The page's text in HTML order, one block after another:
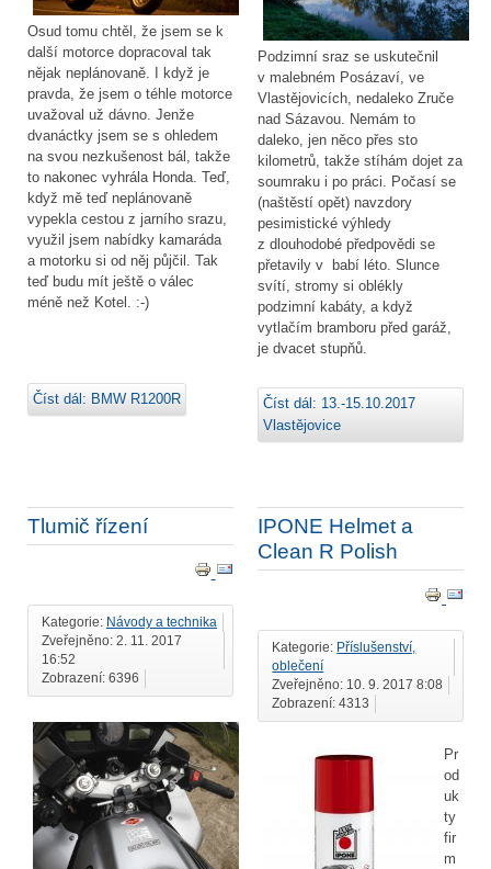
Osud tomu chtěl, že jsem se k
další motorce dopracoval tak
nějak neplánovaně. I když je
pravda, že jsem o téhle motorce
uvažoval už dávno. Jenže
dvanáctky jsem se s ohledem
na svou nezkušenost bál, takže
to nakonec vyhrála Honda. Teď,
když mě teď neplánovaně
vypekla cestou z jarního srazu,
využil jsem nabídky kamaráda
a motorku si od něj půjčil. Tak
teď budu mít ještě o válec
méně než Kotel. :-)
Číst dál: BMW R1200R
Podzimní sraz se uskutečnil
v malebném Posázaví, ve
Vlastějovicích, nedaleko Zruče
nad Sázavou. Nemám to
daleko, jen něco přes sto
kilometrů, takže stíhám dojet za
soumraku i po práci. Počasí se
(naštěstí opět) navzdory
pesimistické výhledy
z dlouhodobé předpovědi se
přetavily v babí léto. Slunce
svítí, stromy si oblékly
podzimní kabáty, a když
vytlačím bramboru před garáž,
je dvacet stupňů.
Číst dál: 13.-15.10.2017
Vlastějovice
Tlumič řízení
Kategorie: Návody a technika
Zveřejněno: 2. 11. 2017
16:52
Zobrazení: 6396
IPONE Helmet a
Clean R Polish
Kategorie: Příslušenství,
oblečení
Zveřejněno: 10. 9. 2017 8:08
Zobrazení: 4313
Pr
od
uk
ty
fir
m